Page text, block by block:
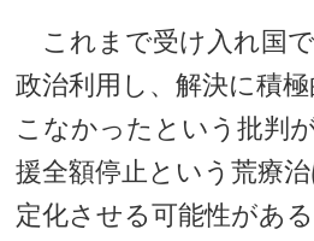
これまで受け入れ国
政治利用し、解決に積
こなかったという批判
援全額停止という荒療
定化させる可能性があ